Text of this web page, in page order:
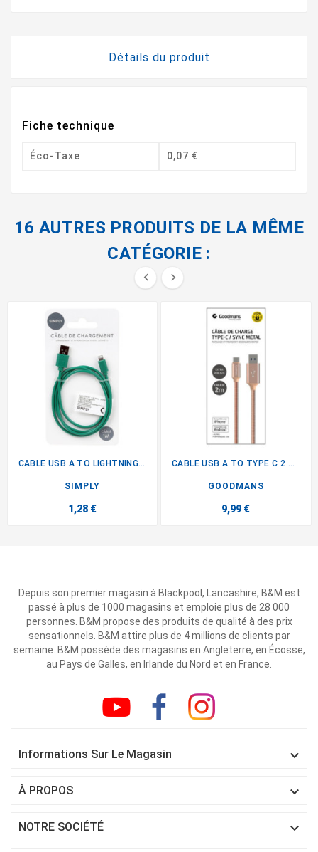
Détails du produit
Fiche technique
Éco-Taxe 0,07 €
16 AUTRES PRODUITS DE LA MÊME
CATÉGORIE :
 
CABLE USB A TO LIGHTNING 1 M
SIMPLY
1,28 €
CABLE USB A TO TYPE C 2 M...
GOODMANS
9,99 €
Depuis son premier magasin à Blackpool, Lancashire, B&M est
passé à plus de 1000 magasins et emploie plus de 28 000
personnes. B&M propose des produits de qualité à des prix
sensationnels. B&M attire plus de 4 millions de clients par
semaine. B&M possède des magasins en Angleterre, en Écosse,
au Pays de Galles, en Irlande du Nord et en France.
Informations Sur Le Magasin 
À PROPOS 
NOTRE SOCIÉTÉ 